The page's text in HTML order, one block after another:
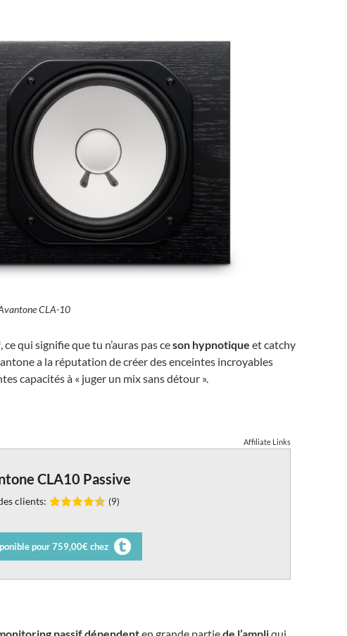
CLA-10
, ce qui signifie que tu n’auras pas ceson hypnotique et catchy
a la réputation de créer des enceintes incroyables
capacités à « juger un mix sans détour ».
Affiliate Links
CLA10 Passive
clients: (9)
pour 759,00€ chez